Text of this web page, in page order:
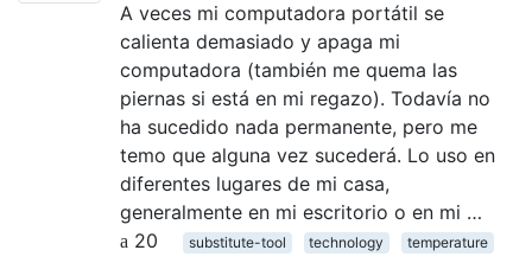
A veces mi computadora portátil se
calienta demasiado y apaga mi
computadora (también me quema las
piernas si está en mi regazo). Todavía no
ha sucedido nada permanente, pero me
temo que alguna vez sucederá. Lo uso en
diferentes lugares de mi casa,
generalmente en mi escritorio o en mi …
20
substitute-tool technology temperature